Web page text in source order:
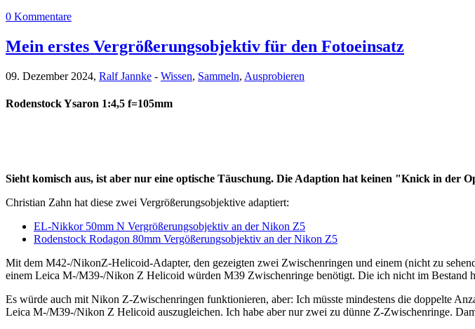
0 Kommentare
Mein erstes Vergrößerungsobjektiv für den Fotoeinsatz
09. Dezember 2024, Ralf Jannke - Wissen, Sammeln, Ausprobieren
Rodenstock Ysaron 1:4,5 f=105mm
Sieht komisch aus, ist aber nur eine optische Täuschung. Die Adaption hat keinen "Knick in der
Christian Zahn hat diese zwei Vergrößerungsobjektive adaptiert:
EL-Nikkor 50mm N Vergrößerungsobjektiv an der Nikon Z5
Rodenstock Rodagon 80mm Vergößerungsobjektiv an der Nikon Z5
Mit dem M42-/NikonZ-Helicoid-Adapter, den gezeigten zwei Zwischenringen und einem (nicht zu
einem Leica M-/M39-/Nikon Z Helicoid würden M39 Zwischenringe benötigt. Die ich nicht im
Es würde auch mit Nikon Z-Zwischenringen funktionieren, aber: Ich müsste mindestens die doppelte
Leica M-/M39-/Nikon Z Helicoid auszugleichen. Ich habe aber nur zwei zu dünne Z-Zwischenringe.